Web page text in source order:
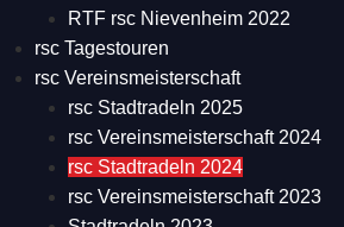
RTF rsc Nievenheim 2022
rsc Tagestouren
rsc Vereinsmeisterschaft
rsc Stadtradeln 2025
rsc Vereinsmeisterschaft 2024
rsc Stadtradeln 2024
rsc Vereinsmeisterschaft 2023